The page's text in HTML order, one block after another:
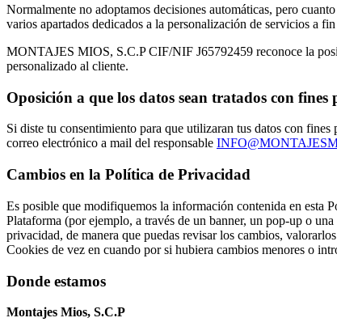
Normalmente no adoptamos decisiones automáticas, pero
varios apartados dedicados a la personalización de servicios a
MONTAJES MIOS, S.C.P CIF/NIF J65792459 reconoce la
personalizado al cliente.
Oposición a que los datos sean tratados con
Si diste tu consentimiento para que utilizaran tus datos con
correo electrónico a mail del responsable
Cambios en la Política de Privacidad
Es posible que modifiquemos la información contenida en esta
Plataforma (por ejemplo, a través de un banner, un pop-up o
privacidad, de manera que puedas revisar los cambios,
Cookies de vez en cuando por si hubiera cambios menores o
Donde estamos
Montajes Mios, S.C.P